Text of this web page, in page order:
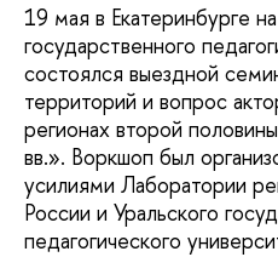
19 мая в Екатеринбурге
государственного
состоялся выездной
территорий и вопрос
регионах второй
вв.». Воркшоп был
усилиями Лаборатории
России и Уральского
педагогического